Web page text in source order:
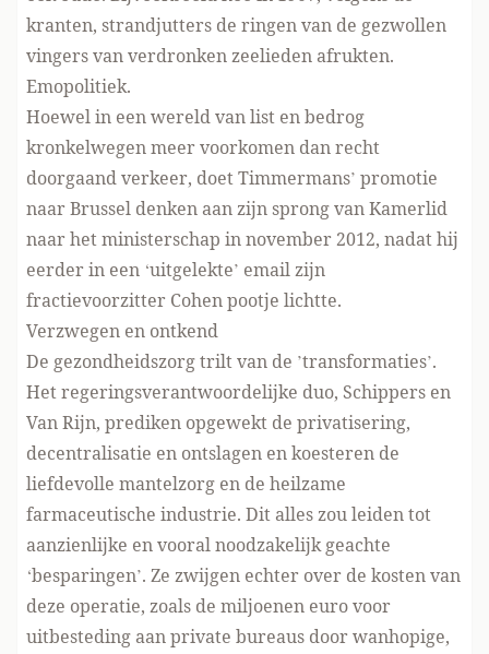
kranten, strandjutters de ringen van de gezwollen
vingers van verdronken zeelieden afrukten.
Emopolitiek.
Hoewel in een wereld van list en bedrog
kronkelwegen meer voorkomen dan recht
doorgaand verkeer, doet Timmermans’ promotie
naar Brussel denken aan zijn sprong van Kamerlid
naar het ministerschap in november 2012, nadat hij
eerder in een ‘uitgelekte’ email zijn
fractievoorzitter Cohen pootje lichtte.
Verzwegen en ontkend
De gezondheidszorg trilt van de ’transformaties’.
Het regeringsverantwoordelijke duo, Schippers en
Van Rijn, prediken opgewekt de privatisering,
decentralisatie en ontslagen en koesteren de
liefdevolle mantelzorg en de heilzame
farmaceutische industrie. Dit alles zou leiden tot
aanzienlijke en vooral noodzakelijk geachte
‘besparingen’. Ze zwijgen echter over de kosten van
deze operatie, zoals de miljoenen euro voor
uitbesteding aan private bureaus door wanhopige,